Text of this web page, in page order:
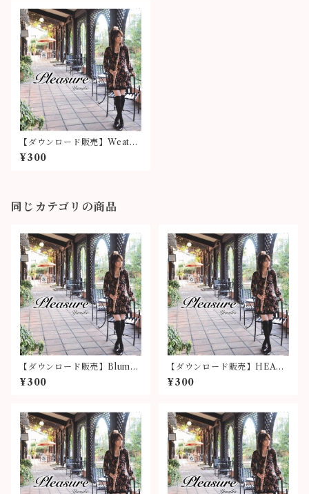
【ダウンロード販売】Weathe
r Report
¥300
同じカテゴリの商品
【ダウンロード販売】Blume
Promenade
¥300
【ダウンロード販売】HEAD
☆SHOT
¥300